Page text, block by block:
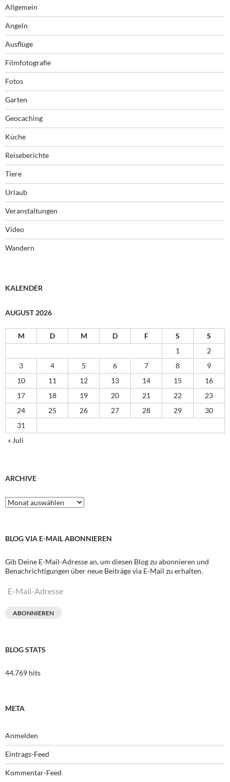
Allgemein
Angeln
Ausflüge
Filmfotografie
Fotos
Garten
Geocaching
Küche
Reiseberichte
Tiere
Urlaub
Veranstaltungen
Video
Wandern
KALENDER
AUGUST 2026
M D M D F S
S
1
2
3
4 5 6 7 8
9
10
11 12 13 14 15
16
17
18 19 20 21 22
23
24
25 26 27 28 29
30
31
« Juli
ARCHIVE
Archive
BLOG VIA E-MAIL ABONNIEREN
Gib Deine E-Mail-Adresse an, um diesen Blog zu abonnieren und
Benachrichtigungen über neue Beiträge via E-Mail zu erhalten.
E-
ABONNIEREN
BLOG STATS
44.769 hits
META
Anmelden
Eintrags-Feed
Kommentar-Feed